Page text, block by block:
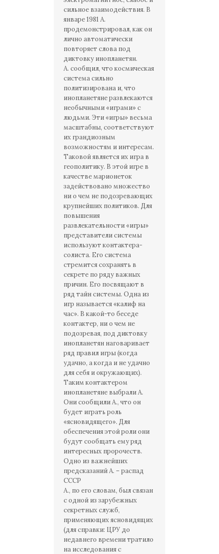
сильное взаимодействия. В
январе 1981 А.
продемонстрировал, как он
лично автоматически
повторяет слова под
диктовку инопланетян.
А. сообщил, что космическая
система сильно
политизирована и, что
инопланетяне развлекаются
необычными «играми» с
людьми. Эти «игры» весьма
масштабны, соответствуют
их грандиозным
возможностям и интересам.
Таковой является их игра в
геополитику. В этой игре в
качестве марионеток
задействовано множество
ни о чем не подозревающих
крупнейших политиков. Для
повышения
развлекательности «игры»
представители системы
используют контактера-
солиста. Его система
стремится сохранять в
секрете по ряду важных
причин. Его посвящают в
ряд тайн системы. Одна из
игр называется «калиф на
час». В какой-то беседе
контактер, ни о чем не
подозревая, под диктовку
инопланетян наговаривает
ряд правил игры (когда
удачно, а когда и не удачно
для себя и окружающих).
Таким контактером
инопланетяне выбрали А.
Они сообщили А., что он
будет играть роль
«ясновидящего». Для
обеспечения этой роли они
будут сообщать ему ряд
интересных пророчеств.
Одно из важнейших
предсказаний А. – распад
СССР
А., по его словам, был связан
с одной из зарубежных
секретных служб,
применяющих ясновидящих
(для справки: ЦРУ до
недавнего времени тратило
на исследования с